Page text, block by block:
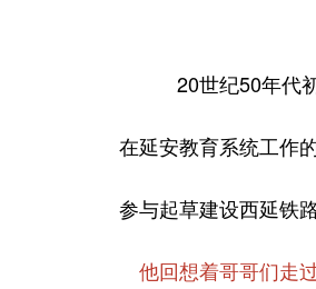
20世纪50年代
在延安教育系统工作
参与起草建设西延铁
他回想着哥哥们走